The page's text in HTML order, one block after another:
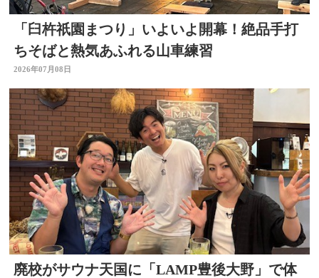
「臼杵祇園まつり」いよいよ開幕！絶品手打
ちそばと熱気あふれる山車練習
2026年07月08日
廃校がサウナ天国に「LAMP豊後大野」で体